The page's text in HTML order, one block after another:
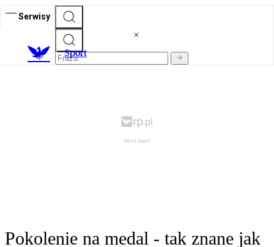
Serwisy
Sport
Pokolenie na medal - tak znane jak